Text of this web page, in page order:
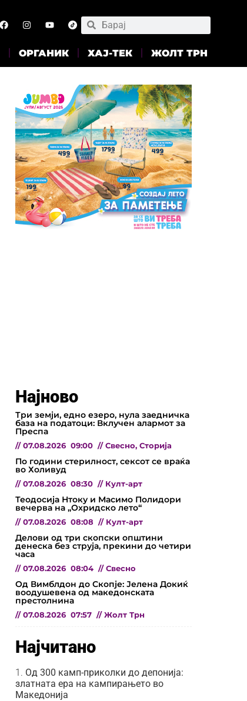
ОРГАНИК ХАЈ-ТЕК ЖОЛТ ТРН
Најново
Три земји, едно езеро, нула заедничка
база на податоци: Вклучен алармот за
Преспа
// 07.08.2026 09:00 // Свесно, Сторија
По години стерилност, сексот се враќа
во Холивуд
// 07.08.2026 08:30 // Култ-арт
Теодосија Нтоку и Масимо Полидори
вечерва на „Охридско лето“
// 07.08.2026 08:08 // Култ-арт
Делови од три скопски општини
денеска без струја, прекини до четири
часа
// 07.08.2026 08:04 // Свесно
Од Вимблдон до Скопје: Јелена Докиќ
воодушевена од македонската
престолнина
// 07.08.2026 07:57 // Жолт Трн
Најчитано
Од 300 камп-приколки до депонија:
златната ера на кампирањето во
Македонија